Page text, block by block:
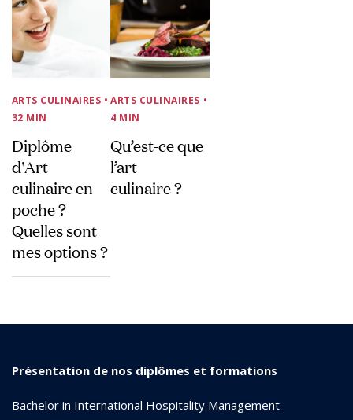
ARTS CULINAIRES •
32 MIN
Diplôme
d'Art
culinaire en
poche ?
Quelles sont
mes options ?
ARTS CULINAIRES •
4 MIN
Qu’est-ce que
l’art
culinaire ?
Présentation de nos diplômes et formations
Bachelor in International Hospitality Management